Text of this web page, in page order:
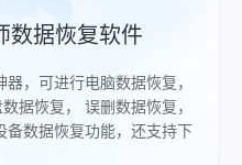
数据恢复软件
，可进行电脑数据恢复，
据恢复， 误删数据恢复，
备数据恢复功能，还支持下